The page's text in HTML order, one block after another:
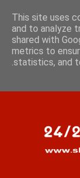
This site uses
and to analyze
shared with
metrics to
statistics, and